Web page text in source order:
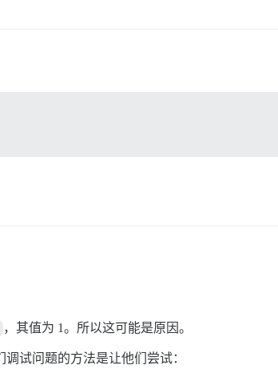
，其值为 1。所以这可能是原因。
试问题的方法是让他们尝试：